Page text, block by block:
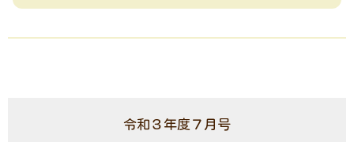
令和３年度７月号